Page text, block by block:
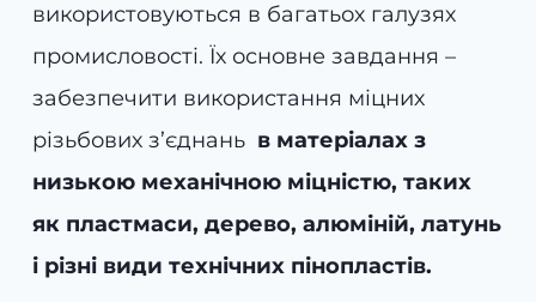
використовуються в багатьох галузях
промисловості. Їх основне завдання –
забезпечити використання міцних
різьбових з’єднань в матеріалах з
низькою механічною міцністю, таких
як пластмаси, дерево, алюміній, латунь
і різні види технічних пінопластів.